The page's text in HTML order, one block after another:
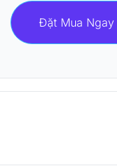
Đặt Mua Ngay